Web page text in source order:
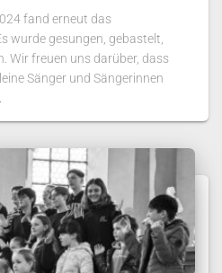
fand erneut das
wurde gesungen, gebastelt,
Wir freuen uns darüber, dass
Sänger und Sängerinnen